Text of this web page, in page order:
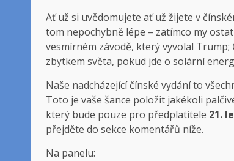
Ať už si uvědomujete ať už žijete v
tom nepochybně lépe – zatímco my
vesmírném závodě, který vyvolal
zbytkem světa, pokud jde o solární
Naše nadcházející čínské vydání to
Toto je vaše šance položit jakékoli
který bude pouze pro předplatitele 21.
přejděte do sekce komentářů níže.
Na panelu: